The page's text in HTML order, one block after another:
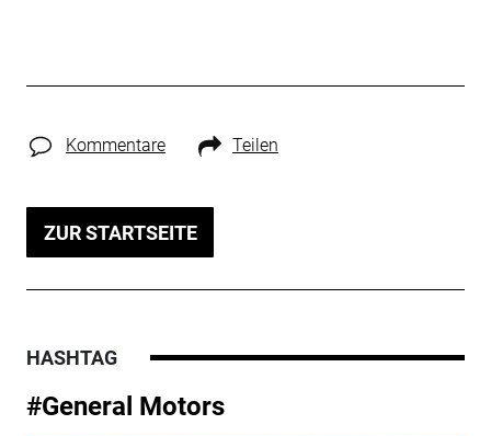
Kommentare Teilen
ZUR STARTSEITE
HASHTAG
#General Motors